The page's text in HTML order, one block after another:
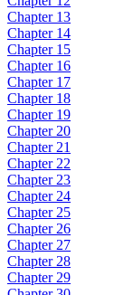
Chapter 13
Chapter 14
Chapter 15
Chapter 16
Chapter 17
Chapter 18
Chapter 19
Chapter 20
Chapter 21
Chapter 22
Chapter 23
Chapter 24
Chapter 25
Chapter 26
Chapter 27
Chapter 28
Chapter 29